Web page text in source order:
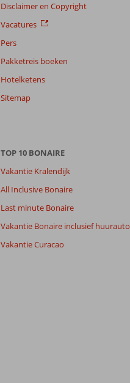
Disclaimer en Copyright
Vacatures
Pers
Pakketreis boeken
Hotelketens
Sitemap
TOP 10 BONAIRE
Vakantie Kralendijk
All Inclusive Bonaire
Last minute Bonaire
Vakantie Bonaire inclusief huurauto
Vakantie Curacao